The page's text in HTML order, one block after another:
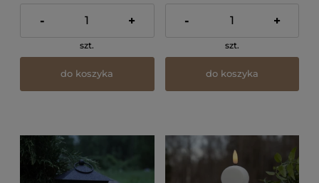
- +
szt.
do koszyka
- +
szt.
do koszyka